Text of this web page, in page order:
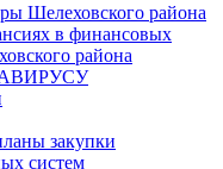
Шелеховского района
в финансовых
района
закупки
систем